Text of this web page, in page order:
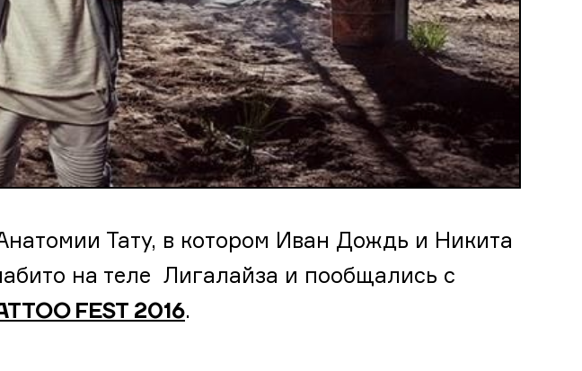
Тату, в котором Иван Дождь и Никита
на теле Лигалайза и пообщались с
FEST 2016.